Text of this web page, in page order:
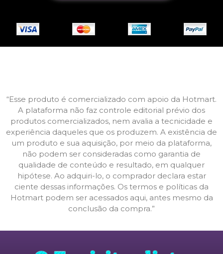
“Esse produto é comercializado com apoio da Hotmart.
A plataforma não faz controle editorial prévio dos
produtos comercializados, nem avalia a tecnicidade e
experiência daqueles que os produzem. A existência de
um produto e sua aquisição, por meio da plataforma,
não podem ser consideradas como garantia de
qualidade de conteúdo e resultado, em qualquer
hipótese. Ao adquiri-lo, o comprador declara estar
ciente dessas informações. Os termos e políticas da
Hotmart podem ser acessados aqui, antes mesmo da
conclusão da compra.”